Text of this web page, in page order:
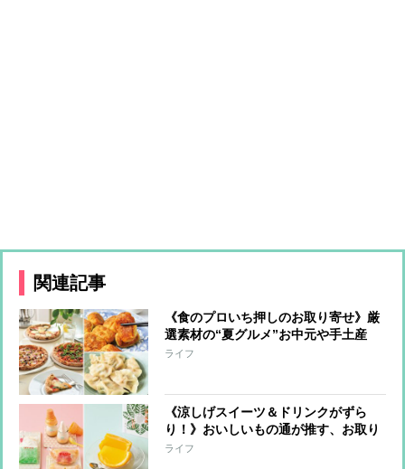
関連記事
《食のプロいち押しのお取り寄せ》厳
選素材の“夏グルメ”お中元や手土産
に！
ライフ
《涼しげスイーツ＆ドリンクがずら
り！》おいしいもの通が推す、お取り
寄せ可能な逸品
ライフ